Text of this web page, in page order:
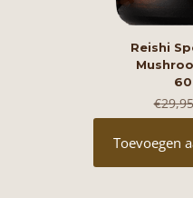
Reishi
€29,95
Toevoegen